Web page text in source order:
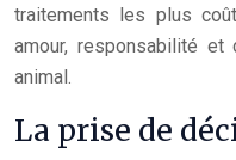
traitements les plus
amour, responsabilité
animal.
La prise de